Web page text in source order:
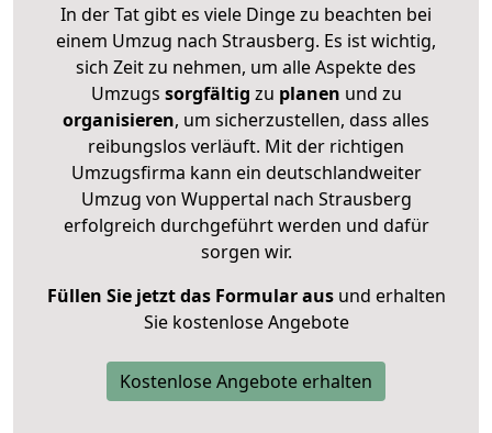
In der Tat gibt es viele Dinge zu beachten bei
einem Umzug nach Strausberg. Es ist wichtig,
sich Zeit zu nehmen, um alle Aspekte des
Umzugs sorgfältig zu planen und zu
organisieren, um sicherzustellen, dass alles
reibungslos verläuft. Mit der richtigen
Umzugsfirma kann ein deutschlandweiter
Umzug von Wuppertal nach Strausberg
erfolgreich durchgeführt werden und dafür
sorgen wir.
Füllen Sie jetzt das Formular ausund erhalten
Sie kostenlose Angebote
Kostenlose Angebote erhalten